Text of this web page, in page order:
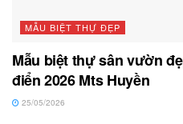
MẪU BIỆT THỰ ĐẸP
Mẫu biệt thự sân vườn
điển 2026 Mts Huyền
25/05/2026